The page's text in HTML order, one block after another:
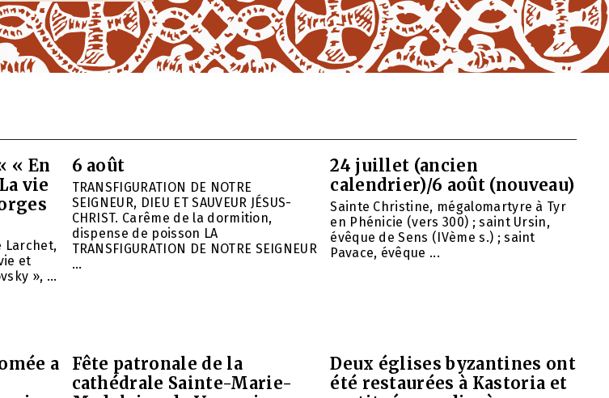
« En
vie
Larchet,
et
», ...
6 août
TRANSFIGURATION DE NOTRE
SEIGNEUR, DIEU ET SAUVEUR JÉSUS-
CHRIST. Carême de la dormition,
dispense de poisson LA
TRANSFIGURATION DE NOTRE SEIGNEUR
...
24 juillet (ancien
calendrier)/6 août (nouveau)
Sainte Christine, mégalomartyre à Tyr
en Phénicie (vers 300) ; saint Ursin,
évêque de Sens (IVème s.) ; saint
Pavace, évêque ...
a
Fête patronale de la
cathédrale Sainte-Marie-
Deux églises byzantines ont
été restaurées à Kastoria et